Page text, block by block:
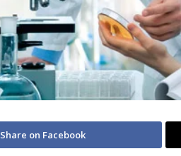
Share on Facebook